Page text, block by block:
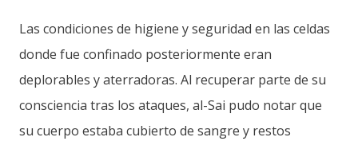
Las condiciones de higiene y seguridad en las celdas
donde fue confinado posteriormente eran
deplorables y aterradoras. Al recuperar parte de su
consciencia tras los ataques, al-Sai pudo notar que
su cuerpo estaba cubierto de sangre y restos